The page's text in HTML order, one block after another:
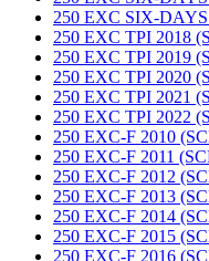
250 EXC SIX-
250 EXC TPI 2018
250 EXC TPI 2019
250 EXC TPI 2020
250 EXC TPI 2021
250 EXC TPI 2022
250 EXC-F 2010
250 EXC-F 2011
250 EXC-F 2012
250 EXC-F 2013
250 EXC-F 2014
250 EXC-F 2015
250 EXC-F 2016